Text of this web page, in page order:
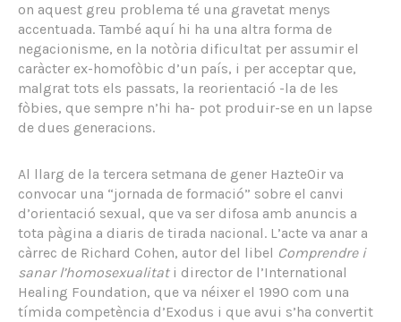
on aquest greu problema té una gravetat menys
accentuada. També aquí hi ha una altra forma de
negacionisme, en la notòria dificultat per assumir el
caràcter ex-homofòbic d’un país, i per acceptar que,
malgrat tots els passats, la reorientació -la de les
fòbies, que sempre n’hi ha- pot produir-se en un lapse
de dues generacions.
Al llarg de la tercera setmana de gener HazteOir va
convocar una “jornada de formació” sobre el canvi
d’orientació sexual, que va ser difosa amb anuncis a
tota pàgina a diaris de tirada nacional. L’acte va anar a
càrrec de Richard Cohen, autor del libel Comprendre i
sanar l’homosexualitati director de l’International
Healing Foundation, que va néixer el 1990 com una
tímida competència d’Exodus i que avui s’ha convertit